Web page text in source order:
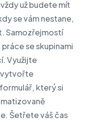
už budete mít
se vám nestane,
Samozřejmostí
se skupinami
Využijte
vytvořte
který si
Šetřete váš čas